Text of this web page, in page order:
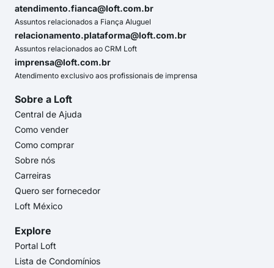
atendimento.fianca@loft.com.br
Assuntos relacionados a Fiança Aluguel
relacionamento.plataforma@loft.com.br
Assuntos relacionados ao CRM Loft
imprensa@loft.com.br
Atendimento exclusivo aos profissionais de imprensa
Sobre a Loft
Central de Ajuda
Como vender
Como comprar
Sobre nós
Carreiras
Quero ser fornecedor
Loft México
Explore
Portal Loft
Lista de Condomínios